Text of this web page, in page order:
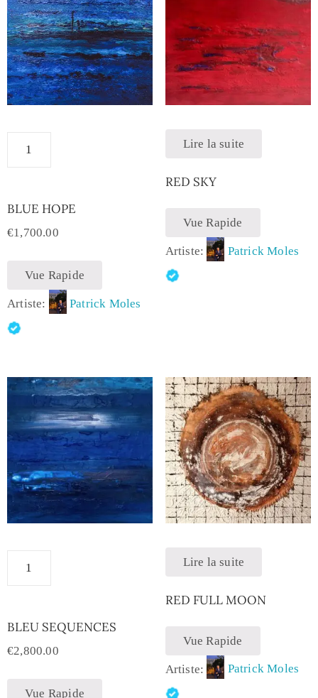
BLUE HOPE
€1,700.00
Vue Rapide
Artiste: Patrick Moles
Lire la suite
RED SKY
Vue Rapide
Artiste: Patrick Moles
BLEU SEQUENCES
€2,800.00
Vue Rapide
Lire la suite
RED FULL MOON
Vue Rapide
Artiste: Patrick Moles